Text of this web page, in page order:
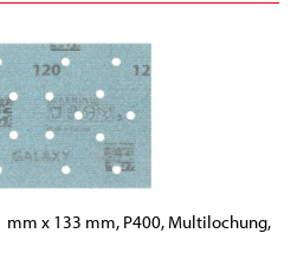
mm x 133 mm, P400, Multilochung,